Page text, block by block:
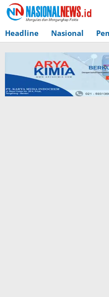
Lewati
ke
konten
Headline Nasional